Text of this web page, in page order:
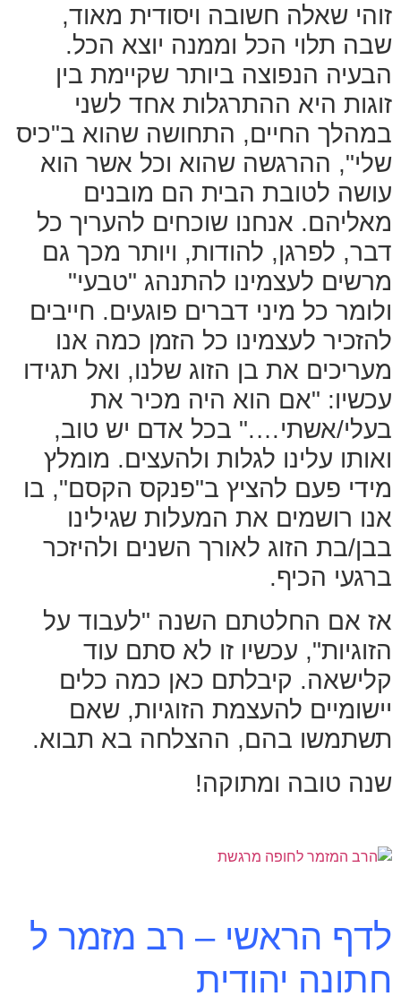
זוהי שאלה חשובה ויסודית מאוד,
שבה תלוי הכל וממנה יוצא הכל.
הבעיה הנפוצה ביותר שקיימת בין
זוגות היא ההתרגלות אחד לשני
במהלך החיים, התחושה שהוא ב"כיס
שלי", ההרגשה שהוא וכל אשר הוא
עושה לטובת הבית הם מובנים
מאליהם. אנחנו שוכחים להעריך כל
דבר, לפרגן, להודות, ויותר מכך גם
מרשים לעצמינו להתנהג "טבעי"
ולומר כל מיני דברים פוגעים. חייבים
להזכיר לעצמינו כל הזמן כמה אנו
מעריכים את בן הזוג שלנו, ואל תגידו
עכשיו: "אם הוא היה מכיר את
בעלי/אשתי…." בכל אדם יש טוב,
ואותו עלינו לגלות ולהעצים. מומלץ
מידי פעם להציץ ב"פנקס הקסם", בו
אנו רושמים את המעלות שגילינו
בבן/בת הזוג לאורך השנים ולהיזכר
ברגעי הכיף.
אז אם החלטתם השנה "לעבוד על
הזוגיות", עכשיו זו לא סתם עוד
קלישאה. קיבלתם כאן כמה כלים
יישומיים להעצמת הזוגיות, שאם
תשתמשו בהם, ההצלחה בא תבוא.
שנה טובה ומתוקה!
לדף הראשי – רב מזמר ל
חתונה יהודית